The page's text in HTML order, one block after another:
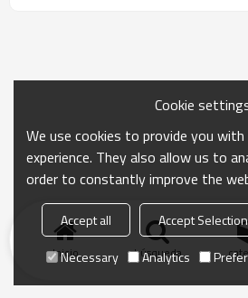
Inicio búsqueda
Cookie
We use cookies to provide you
experience. They also allow us to
order to constantly improve the
Accept all Accept Selection
Necessary
Analytics